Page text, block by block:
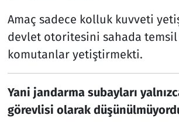
Amaç sadece kolluk kuvveti
devlet otoritesini sahada temsil
komutanlar yetiştirmekti.
Yani jandarma subayları
görevlisi olarak